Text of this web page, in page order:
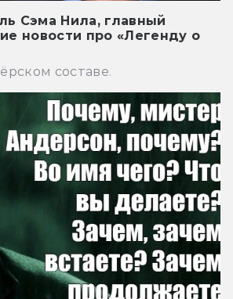
Сэма Нила, главный
новости про «Легенду о
составе.